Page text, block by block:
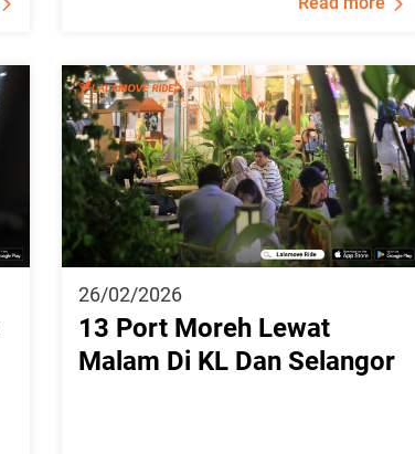
26/02/2026
13 Port Moreh Lewat
Malam Di KL Dan Selangor